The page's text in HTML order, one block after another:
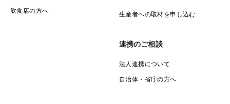
飲食店の方へ 生産者への取材を申し込む
連携のご相談
法人連携について
自治体・省庁の方へ